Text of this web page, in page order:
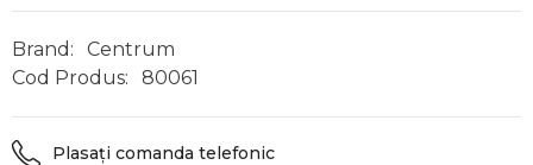
Brand:
Centrum
Cod Produs:
80061
Plasați comanda telefonic